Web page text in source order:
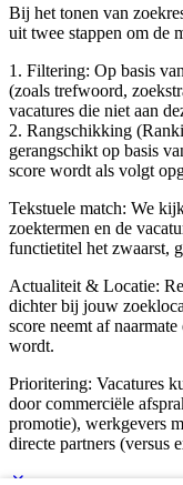
Bij het tonen van
uit twee stappen om de
1. Filtering: Op basis
(zoals trefwoord,
vacatures die niet aan
2. Rangschikking
gerangschikt op basis
score wordt als volgt
Tekstuele match: We
zoektermen en de
functietitel het zwaarst,
Actualiteit & Locatie:
dichter bij jouw
score neemt af
wordt.
Prioritering: Vacatures
door commerciële
promotie), werkgevers
directe partners (versus